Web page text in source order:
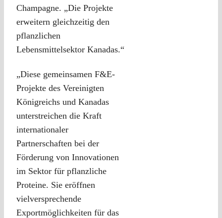
Champagne. „Die Projekte
erweitern gleichzeitig den
pflanzlichen
Lebensmittelsektor Kanadas.“
„Diese gemeinsamen F&E-
Projekte des Vereinigten
Königreichs und Kanadas
unterstreichen die Kraft
internationaler
Partnerschaften bei der
Förderung von Innovationen
im Sektor für pflanzliche
Proteine. Sie eröffnen
vielversprechende
Exportmöglichkeiten für das